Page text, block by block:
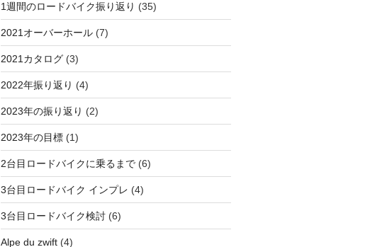
1週間のロードバイク振り返り (35)
2021オーバーホール(7)
2021カタログ(3)
2022年振り返り (4)
2023年の振り返り (2)
2023年の目標(1)
2台目ロードバイクに乗るまで(6)
3台目ロードバイク インプレ (4)
3台目ロードバイク検討(6)
Alpe du zwift(4)